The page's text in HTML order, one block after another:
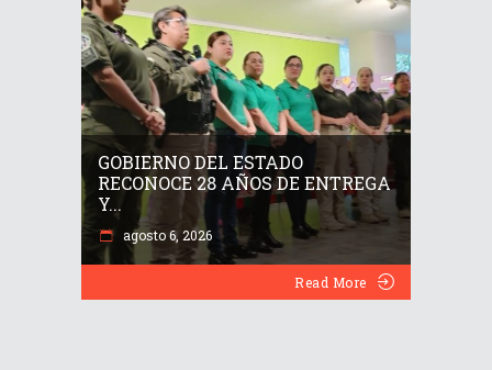
GOBIERNO DEL ESTADO
RECONOCE 28 AÑOS DE ENTREGA
Y...
agosto 6, 2026
Read More